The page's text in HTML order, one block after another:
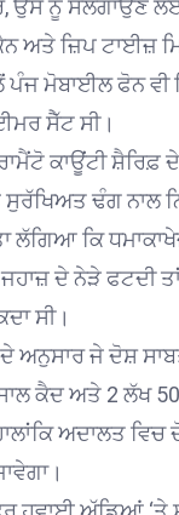
ਉਸ ਨੂੰ ਸਲਗਾਉਣ
ਅਤੇ ਜ਼ਿਪ ਟਾਈਜ਼
ਮੋਬਾਈਲ ਫੋਨ ਵੀ
ਸੈੱਟ ਸੀ।
ਕਾਊਂਟੀ ਸ਼ੈਰਿਫ਼ ਦੇ
ਢੰਗ ਨਾਲ
ਲੱਗਿਆ ਕਿ
ਦੇ ਨੇੜੇ ਫਟਦੀ
ਸੀ।
ਅਨੁਸਾਰ ਜੇ ਦੋਸ਼
ਕੈਦ ਅਤੇ 2 ਲੱਖ
ਅਦਾਲਤ